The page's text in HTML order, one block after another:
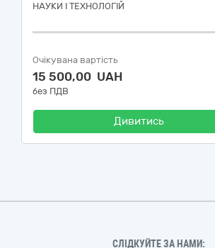
НАУКИ І ТЕХНОЛОГІЙ
Очікувана вартість
15 500,00 UAH
без ПДВ
Дивитись
СЛІДКУЙТЕ ЗА НАМИ: